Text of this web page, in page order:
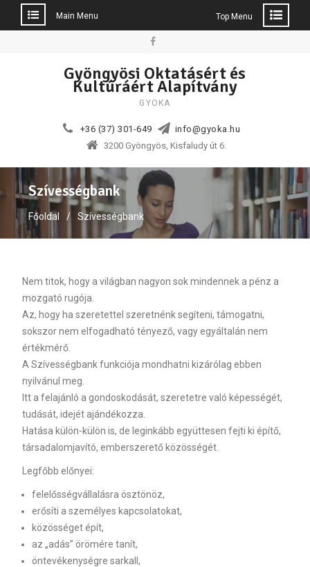
Main Menu Top Menu
Gyöngyösi Oktatásért és
Kultúráért Alapítvány
GYOKA
+36 (37) 301-649
info@gyoka.hu
3200 Gyöngyös, Kisfaludy út 6.
Szívességbank
Főoldal Szívességbank
Nem titok, hogy a világban nagyon sok mindennek a pénz a
mozgató rugója.
Az, hogy ha szeretettel szeretnénk segíteni, támogatni,
sokszor nem elfogadható tényező, vagy egyáltalán nem
értékmérő.
A Szívességbank funkciója mondhatni kizárólag ebben
nyilvánul meg.
Itt a felajánló a gondoskodását, szeretetre való képességét,
tudását, idejét ajándékozza.
Hatása külön-külön is, de leginkább együttesen fejti ki építő,
társadalomjavító, emberszerető közösségét.
Legfőbb előnyei:
felelősségvállalásra ösztönöz,
erősíti a személyes kapcsolatokat,
közösséget épít,
az „adás” örömére tanít,
öntevékenységre sarkall,